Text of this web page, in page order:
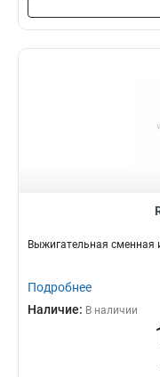
Выжигательная сменная
Подробнее
Наличие: В наличии